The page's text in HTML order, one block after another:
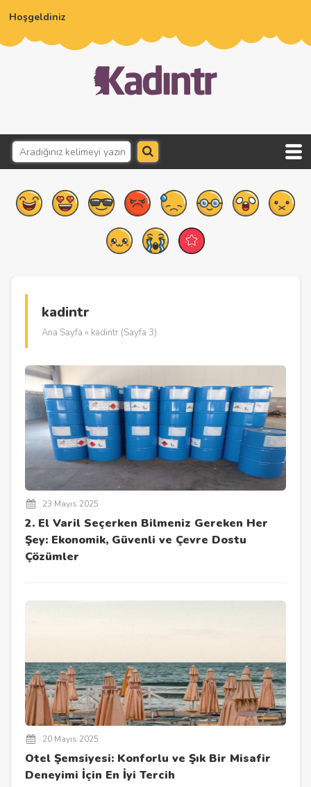
Hoşgeldiniz
kadintr
Ana Sayfa » kadintr (Sayfa 3)
23 Mayıs 2025
2. El Varil Seçerken Bilmeniz Gereken Her
Şey: Ekonomik, Güvenli ve Çevre Dostu
Çözümler
20 Mayıs 2025
Otel Şemsiyesi: Konforlu ve Şık Bir Misafir
Deneyimi İçin En İyi Tercih